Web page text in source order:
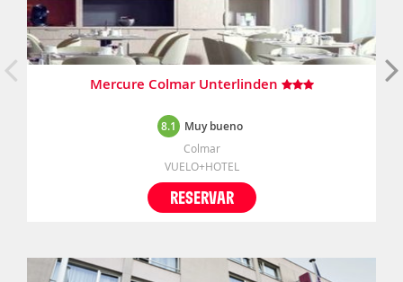
Mercure Colmar Unterlinden
8.1 Muy bueno
Colmar
VUELO+HOTEL
RESERVAR